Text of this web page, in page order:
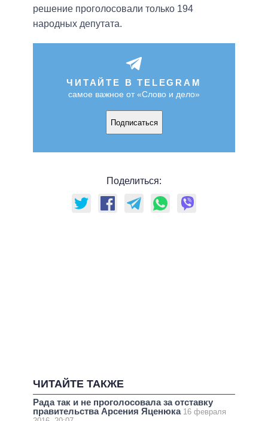
решение проголосовали только 194
народных депутата.
ЧИТАЙТЕ В TELEGRAM
самое важное от «Слово и дело»
Подписаться
Поделиться:
ЧИТАЙТЕ ТАКЖЕ
Рада так и не проголосовала за отставку
правительства Арсения Яценюка 16 февраля